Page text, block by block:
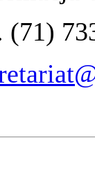
(71)